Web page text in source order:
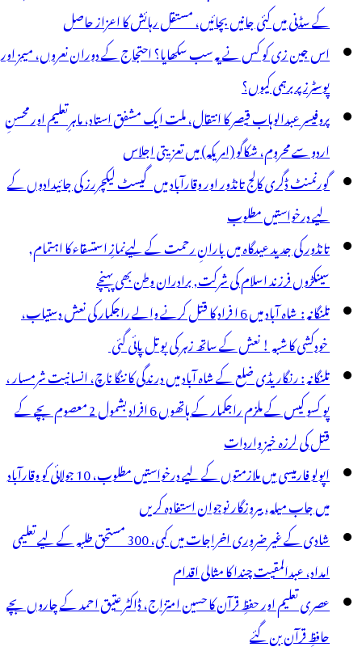
لیے
اگست
سماعت
کے سڈنی میں کئی جانیں بچائیں، مستقل رہائش کا اعزاز حاصل
اس جین زی کو کس نے یہ سب سکھایا؟ احتجاج کے دوران نعروں، میمز اور
پوسٹرز پر برہمی کیوں؟
پروفیسر عبدالوہاب قیصر کا انتقال، ملت ایک مشفق استاد، ماہرِتعلیم اور محسنِ
اردو سے محروم، شکاگو (امریکہ) میں تعزیتی اجلاس
گورنمنٹ ڈگری کالج تانڈور اور وقارآباد میں گیسٹ لیکچررز کی جائیدادوں کے
لیے درخواستیں مطلوب
تانڈور کی جدید عیدگاہ میں بارانِ رحمت کے لیےنمازِ استسقاء کا اہتمام,
سینکڑوں فرزند اسلام کی شرکت, برادران وطن بھی پہنچے
تلنگانہ : شاہ آباد میں 6 ا فراد کا قتل کرنے والے راجکمار کی نعش دستیاب،
خودکشی کا شبہ ! نعش کے ساتھ زہر کی بوتل پائی گئی
تلنگانہ : رنگاریڈی ضلع کے شاہ آباد میں درندگی کا ننگا ناچ، انسانیت شرمسار ،
پو کسو کیس کے ملزم راجکمار کے ہاتھوں 6 افراد بشمول 2 معصوم بچے کے
قتل کی لرزہ خیز واردات
اپولو فارمیسی میں ملازمتوں کے لیے درخواستیں مطلوب، 10 جولائی کو وقارآباد
میں جاب میلہ، بیروزگار نوجوان استفادہ کریں
شادی کے غیر ضروری اخراجات میں کمی، 300 مستحق طلبہ کے لیے تعلیمی
امداد، عبدالمقیت چندا کا مثالی اقدام
عصری تعلیم اور حفظِ قرآن کا حسین امتزاج، ڈاکٹر عتیق احمد کے چاروں بچے
حافظِ قرآن بن گئے